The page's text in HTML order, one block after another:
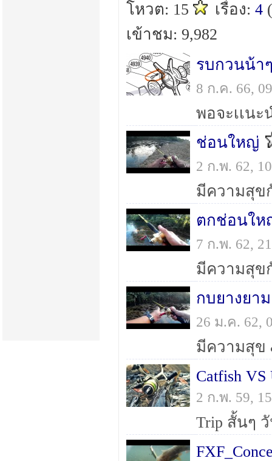
โหวต: 15 เรื่อง:4
เข้าชม: 9,982
8 ก.ค. 66,
พอจะเเน
ช่อนใหญ่
2 ก.พ. 62,
มีความสุข
ตกช่อนให
7 ก.พ. 62,
มีความสุข
กบยางยา
26 ม.ค. 62,
มีความสุข
Catfish VS
2 ก.พ. 59,